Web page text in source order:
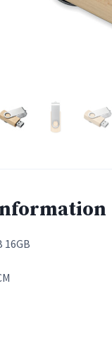
16GB